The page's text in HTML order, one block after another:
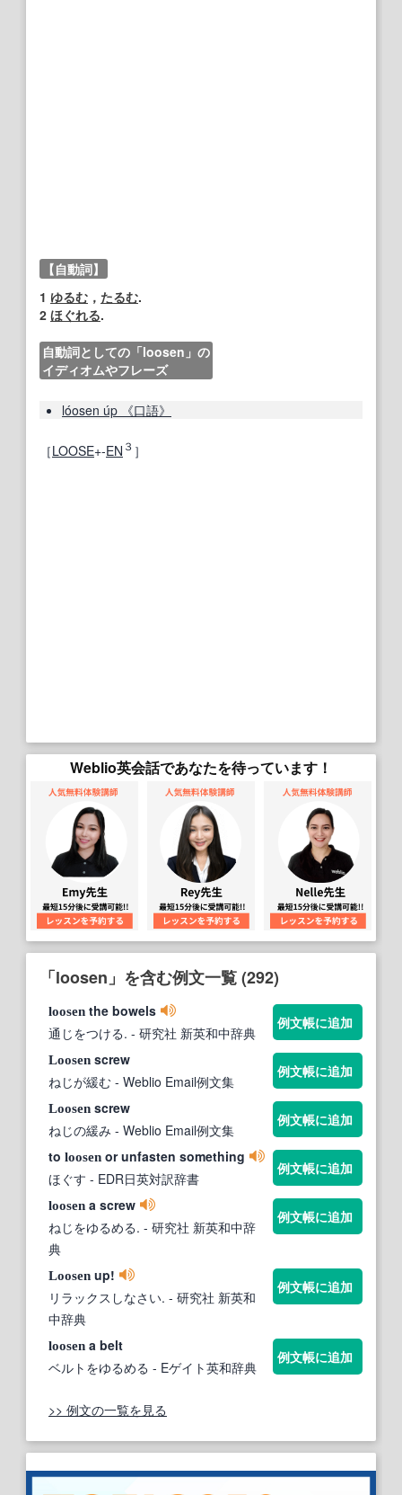
【自動詞】
1 ゆるむ ， たるむ.
2 ほぐれる.
自動詞としての「loosen」の
イディオムやフレーズ
lóosen úp 《口語》
［LOOSE+‐EN ３ ］
Weblio英会話であなたを待っています！
「loosen」を含む例文一覧 (292)
loosen the bowels
通じをつける. - 研究社 新英和中辞典
例文帳に追加
Loosen screw
ねじが緩む - Weblio Email例文集
例文帳に追加
Loosen screw
ねじの緩み - Weblio Email例文集
例文帳に追加
to loosen or unfasten something
ほぐす - EDR日英対訳辞書
例文帳に追加
loosen a screw
ねじをゆるめる. - 研究社 新英和中辞
典
例文帳に追加
Loosen up!
リラックスしなさい. - 研究社 新英和
中辞典
例文帳に追加
loosen a belt
ベルトをゆるめる - Eゲイト英和辞典
例文帳に追加
>> 例文の一覧を見る